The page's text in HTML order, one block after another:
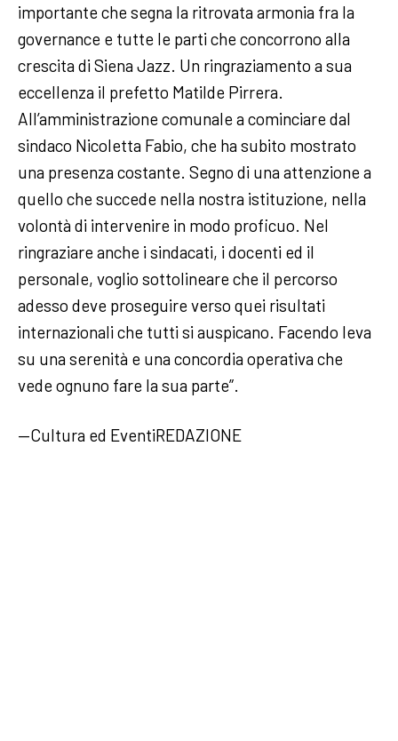
importante che segna la ritrovata armonia fra la
governance e tutte le parti che concorrono alla
crescita di Siena Jazz. Un ringraziamento a sua
eccellenza il prefetto Matilde Pirrera.
All’amministrazione comunale a cominciare dal
sindaco Nicoletta Fabio, che ha subito mostrato
una presenza costante. Segno di una attenzione a
quello che succede nella nostra istituzione, nella
volontà di intervenire in modo proficuo. Nel
ringraziare anche i sindacati, i docenti ed il
personale, voglio sottolineare che il percorso
adesso deve proseguire verso quei risultati
internazionali che tutti si auspicano. Facendo leva
su una serenità e una concordia operativa che
vede ognuno fare la sua parte”.
—Cultura ed EventiREDAZIONE